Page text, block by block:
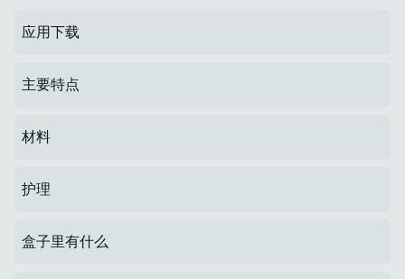
应用下载
主要特点
材料
护理
盒子里有什么